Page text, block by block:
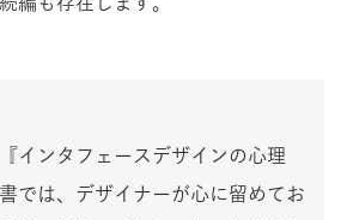
インタフェースデザインの心理
では、デザイナーが心に留めてお